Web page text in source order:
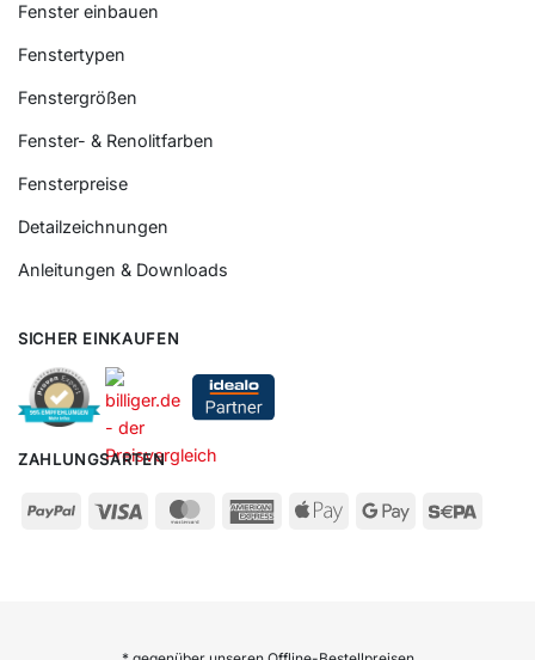
Fenster einbauen
Fenstertypen
Fenstergrößen
Fenster- & Renolitfarben
Fensterpreise
Detailzeichnungen
Anleitungen & Downloads
SICHER EINKAUFEN
ZAHLUNGSARTEN